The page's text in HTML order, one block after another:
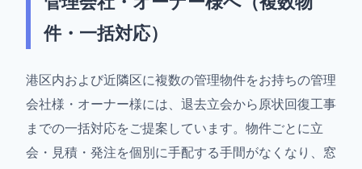
件・一括対応）
港区内および近隣区に複数の管理物件をお持ちの管理
会社様・オーナー様には、退去立会から原状回復工事
までの一括対応をご提案しています。物件ごとに立
会・見積・発注を個別に手配する手間がなくなり、窓